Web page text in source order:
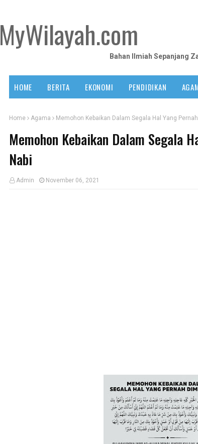
MyWilayah.com
Bahan Ilmiah Sepanjang
HOME BERITA EKONOMI PENDIDIKAN
Home Agama Memohon Kebaikan Dalam Segala Hal Yang
Memohon Kebaikan Dalam Segala
Nabi
Admin November 06, 2021